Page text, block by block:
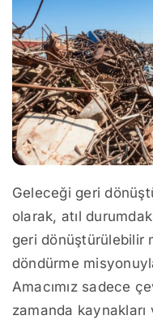
Geleceği geri
olarak, atıl
geri dönüştürülebilir
döndürme
Amacımız sadece
zamanda